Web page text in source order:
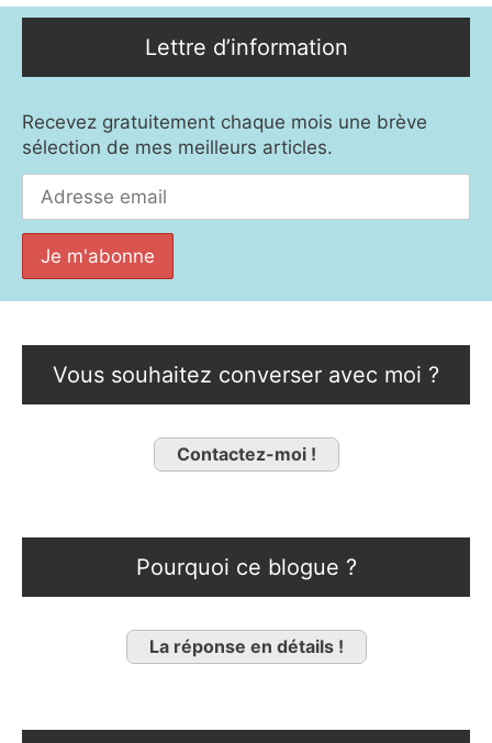
Lettre d’information
Recevez gratuitement chaque mois une brève
sélection de mes meilleurs articles.
Vous souhaitez converser avec moi ?
Contactez-moi !
Pourquoi ce blogue ?
La réponse en détails !